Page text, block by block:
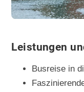
Leistungen
Busreise in